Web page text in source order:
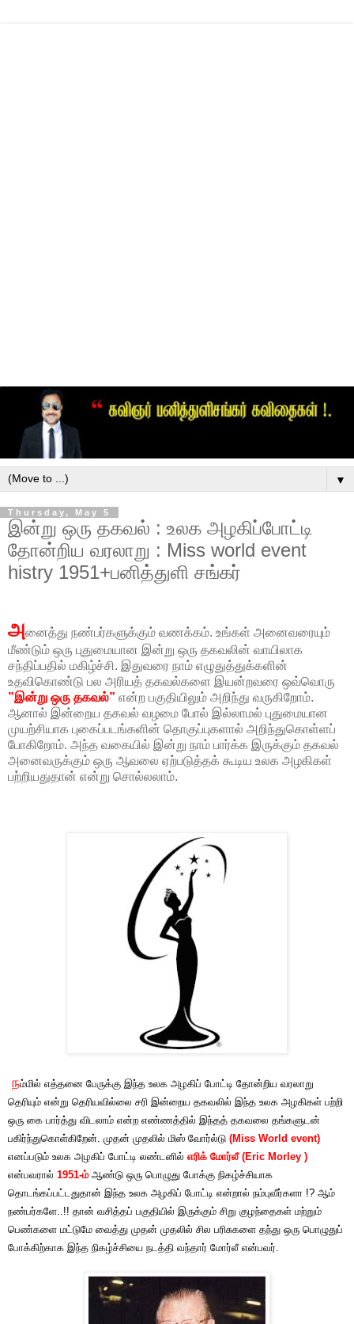
▼
Thursday, May 5
இன்று ஒரு தகவல் : உலக அழகிப்போட்டி
தோன்றிய வரலாறு : Miss world event
histry 1951+பனித்துளி சங்கர்
அனைத்து நண்பர்களுக்கும் வணக்கம். உங்கள் அனைவரையும்
மீண்டும் ஒரு புதுமையான இன்று ஒரு தகவலின் வாயிலாக
சந்திப்பதில் மகிழ்ச்சி. இதுவரை நாம் எழுதுத்துக்களின்
உதவிகொண்டு பல அரியத் தகவல்களை இயன்றவரை ஒவ்வொரு
”இன்று ஒரு தகவல்” என்ற பகுதியிலும் அறிந்து வருகிறோம்.
ஆனால் இன்றைய தகவல் வழமை போல் இல்லாமல் புதுமையான
முயற்சியாக புகைப்படங்களின் தொகுப்புகளால் அறிந்துகொள்ளப்
போகிறோம். அந்த வகையில் இன்று நாம் பார்க்க இருக்கும் தகவல்
அனைவருக்கும் ஒரு ஆவலை ஏற்படுத்தக் கூடிய உலக அழகிகள்
பற்றியதுதான் என்று சொல்லலாம்.
நம்மில் எத்தனை பேருக்கு இந்த உலக அழகிப் போட்டி தோன்றிய வரலாறு
தெரியும் என்று தெரியவில்லை சரி இன்றைய தகவலில் இந்த உலக அழகிகள் பற்றி
ஒரு கை பார்த்து விடலாம் என்ற எண்ணத்தில் இந்தத் தகவலை தங்களுடன்
பகிர்ந்துகொள்கிறேன். முதன் முதலில் மிஸ் வோர்ல்டு (Miss World event)
எனப்படும் உலக அழகிப் போட்டி லண்டனில் எரிக் மோர்லீ (Eric Morley )
என்பவரால் 1951-ம்ஆண்டு ஒரு பொழுது போக்கு நிகழ்ச்சியாக
தொடங்கப்பட்டதுதான் இந்த உலக அழகிப் போட்டி என்றால் நம்புவீர்களா !? ஆம்
நண்பர்களே..!! தான் வசித்தப் பகுதியில் இருக்கும் சிறு குழந்தைகள் மற்றும்
பெண்களை மட்டுமே வைத்து முதன் முதலில் சில பரிசுகளை தந்து ஒரு பொழுதுப்
போக்கிற்காக இந்த நிகழ்ச்சியை நடத்தி வந்தார் மோர்லீ என்பவர்.